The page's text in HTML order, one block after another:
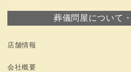
葬儀問屋について
店舗情報
会社概要